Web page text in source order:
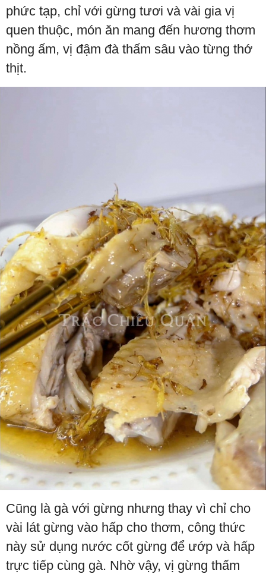
phức tạp, chỉ với gừng tươi và vài gia vị
quen thuộc, món ăn mang đến hương thơm
nồng ấm, vị đậm đà thấm sâu vào từng thớ
thịt.
Cũng là gà với gừng nhưng thay vì chỉ cho
vài lát gừng vào hấp cho thơm, công thức
này sử dụng nước cốt gừng để ướp và hấp
trực tiếp cùng gà. Nhờ vậy, vị gừng thấm